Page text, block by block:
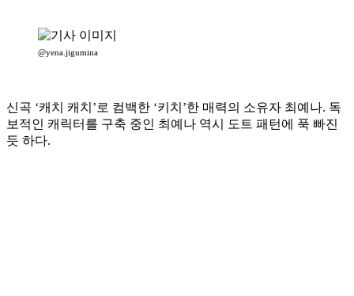
@yena.jigumina
신곡 ‘캐치 캐치’로 컴백한 ‘키치’한 매력의 소유자 최예나. 독
보적인 캐릭터를 구축 중인 최예나 역시 도트 패턴에 푹 빠진
듯 하다.